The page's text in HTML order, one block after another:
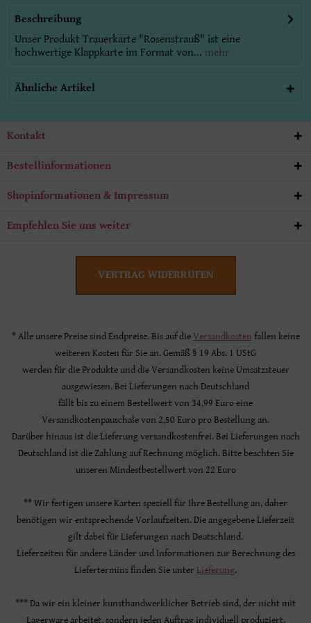
Beschreibung
Unser Produkt Trauerkarte "Rosenstrauß" ist eine
hochwertige Klappkarte im Format von... mehr
Ähnliche Artikel
Kontakt
Bestellinformationen
Shopinformationen & Impressum
Empfehlen Sie uns weiter
VERTRAG WIDERRUFEN
* Alle unsere Preise sind Endpreise. Bis auf die Versandkosten fallen keine
weiteren Kosten für Sie an. Gemäß § 19 Abs. 1 UStG
werden für die Produkte und die Versandkosten keine Umsatzsteuer
ausgewiesen. Bei Lieferungen nach Deutschland
fällt bis zu einem Bestellwert von 34,99 Euro eine
Versandkostenpauschale von 2,50 Euro pro Bestellung an.
Darüber hinaus ist die Lieferung versandkostenfrei. Bei Lieferungen nach
Deutschland ist die Zahlung auf Rechnung möglich. Bitte beachten Sie
unseren Mindestbestellwert von 22 Euro
** Wir fertigen unsere Karten speziell für Ihre Bestellung an, daher
benötigen wir entsprechende Vorlaufzeiten. Die angegebene Lieferzeit
gilt dabei für Lieferungen nach Deutschland.
Lieferzeiten für andere Länder und Informationen zur Berechnung des
Liefertermins finden Sie unter Lieferung.
*** Da wir ein kleiner kunsthandwerklicher Betrieb sind, der nicht mit
Lagerware arbeitet, sondern jeden Auftrag individuell produziert,